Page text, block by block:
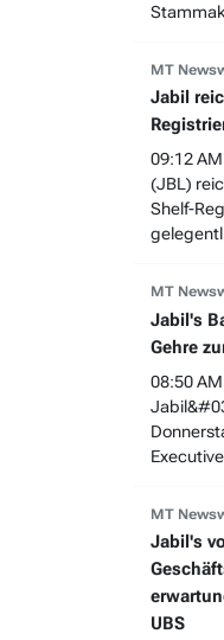
MT
Jabil
09:12
(JBL)
Shelf-
MT
Jabil's
Gehre
08:50
MT
Jabil's
UBS